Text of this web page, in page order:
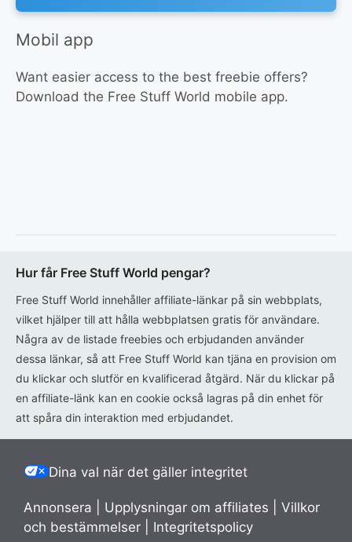
Mobil app
Want easier access to the best freebie offers?
Download the Free Stuff World mobile app.
Hur får Free Stuff World pengar?
Free Stuff World innehåller affiliate-länkar på sin webbplats,
vilket hjälper till att hålla webbplatsen gratis för användare.
Några av de listade freebies och erbjudanden använder
dessa länkar, så att Free Stuff World kan tjäna en provision om
du klickar och slutför en kvalificerad åtgärd. När du klickar på
en affiliate-länk kan en cookie också lagras på din enhet för
att spåra din interaktion med erbjudandet.
Dina val när det gäller integritet
Annonsera Upplysningar om affiliates
Villkor
och bestämmelser
Integritetspolicy